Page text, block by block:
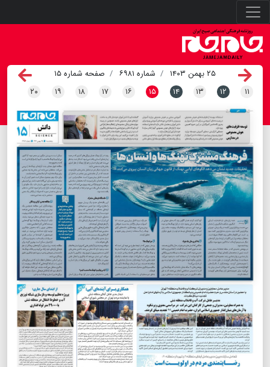
۲۵ بهمن ۱۴۰۳ شماره ۶۹۸۱
صفحه شماره ۱۵
۱۱ ۱۲ ۱۳ ۱۴ ۱۵ ۱۶ ۱۷ ۱۸ ۱۹ ۲۰